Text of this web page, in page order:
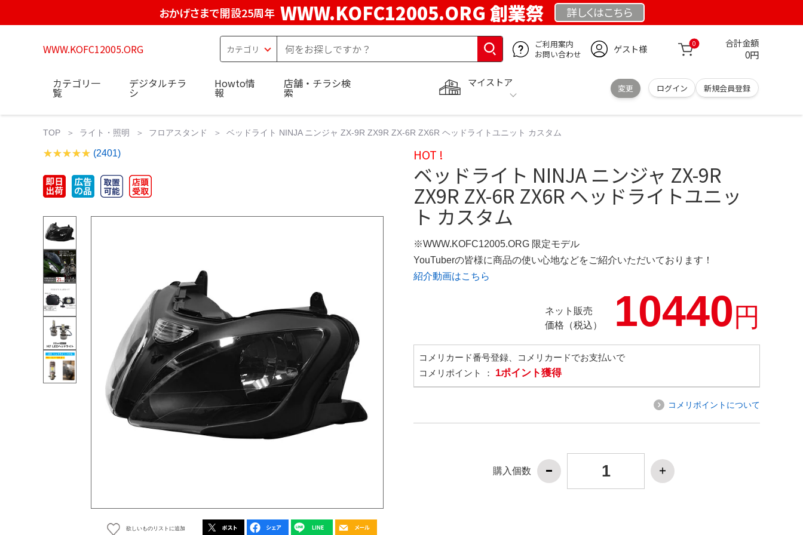
おかげさまで開設25周年 WWW.KOFC12005.ORG 創業祭 詳しくはこちら
WWW.KOFC12005.ORG
ご利用案内
お問い合わせ
ゲスト様 0 合計金額
0円
マイストア
変更 ログイン 新規会員登録
カテゴリ一
覧
デジタルチラ
シ
Howto情
報
店舗・チラシ検
索
TOP ライト・照明 フロアスタンド ベッドライト NINJA ニンジャ ZX-9R ZX9R ZX-6R ZX6R ヘッドライトユニット カスタム
(2401)
欲しいものリストに追加
HOT !
ベッドライト NINJA ニンジャ ZX-9R
ZX9R ZX-6R ZX6R ヘッドライトユニッ
ト カスタム
※WWW.KOFC12005.ORG 限定モデル
YouTuberの皆様に商品の使い心地などをご紹介いただいております！
紹介動画はこちら
ネット販売
価格（税込）
10440円
コメリカード番号登録、コメリカードでお支払いで
コメリポイント ： 1ポイント獲得
コメリポイントについて
購入個数